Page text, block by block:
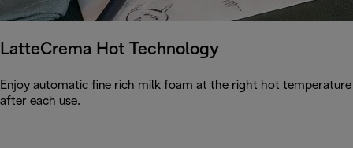
LatteCrema Hot Technology
Enjoy automatic fine rich milk foam at the right hot
after each use.